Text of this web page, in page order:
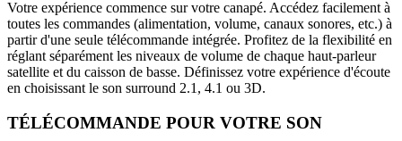
Votre expérience commence sur votre canapé. Accédez facilement à
toutes les commandes (alimentation, volume, canaux sonores, etc.) à
partir d'une seule télécommande intégrée. Profitez de la flexibilité en
réglant séparément les niveaux de volume de chaque haut-parleur
satellite et du caisson de basse. Définissez votre expérience d'écoute
en choisissant le son surround 2.1, 4.1 ou 3D.
TÉLÉCOMMANDE POUR VOTRE SON